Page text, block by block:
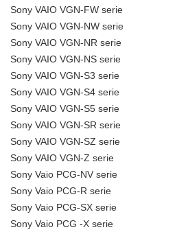
Sony VAIO VGN-FW serie
Sony VAIO VGN-NW serie
Sony VAIO VGN-NR serie
Sony VAIO VGN-NS serie
Sony VAIO VGN-S3 serie
Sony VAIO VGN-S4 serie
Sony VAIO VGN-S5 serie
Sony VAIO VGN-SR serie
Sony VAIO VGN-SZ serie
Sony VAIO VGN-Z serie
Sony Vaio PCG-NV serie
Sony Vaio PCG-R serie
Sony Vaio PCG-SX serie
Sony Vaio PCG -X serie